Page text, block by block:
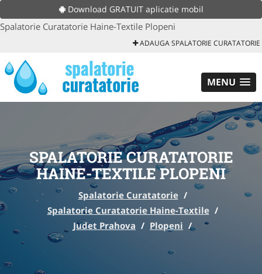
Download GRATUIT aplicatie mobil
Spalatorie Curatatorie Haine-Textile Plopeni
ADAUGA SPALATORIE CURATATORIE
MENU
SPALATORIE CURATATORIE
HAINE-TEXTILE PLOPENI
Spalatorie Curatatorie /
Spalatorie Curatatorie Haine-Textile /
Judet Prahova / Plopeni /